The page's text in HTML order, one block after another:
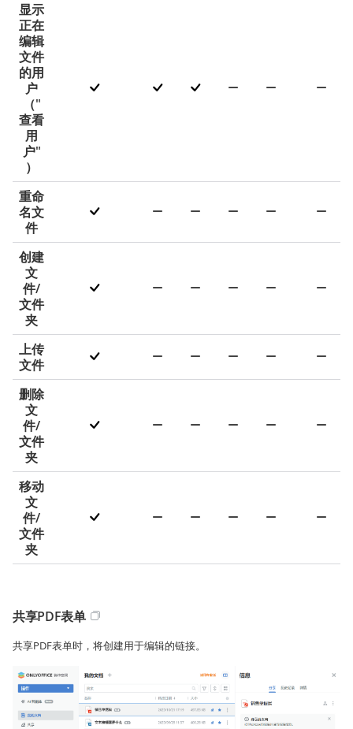
显示
正在
编辑
文件
的用
户
（"
查看
用
户"
）
重命
名文
件
创建
文
件/
文件
夹
上传
文件
删除
文
件/
文件
夹
移动
文
件/
文件
夹
共享PDF表单
共享PDF表单时，将创建用于编辑的链接。